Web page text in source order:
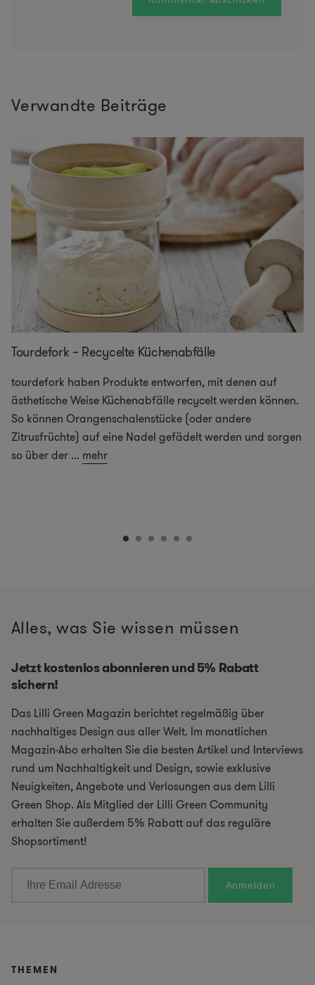
Verwandte Beiträge
Tourdefork – Recycelte Küchenabfälle
tourdefork haben Produkte entworfen, mit denen auf
ästhetische Weise Küchenabfälle recycelt werden können.
So können Orangenschalenstücke (oder andere
Zitrusfrüchte) auf eine Nadel gefädelt werden und sorgen
so über der ... mehr
Alles, was Sie wissen müssen
Jetzt kostenlos abonnieren und 5% Rabatt
sichern!
Das Lilli Green Magazin berichtet regelmäßig über
nachhaltiges Design aus aller Welt. Im monatlichen
Magazin-Abo erhalten Sie die besten Artikel und Interviews
rund um Nachhaltigkeit und Design, sowie exklusive
Neuigkeiten, Angebote und Verlosungen aus dem Lilli
Green Shop. Als Mitglied der Lilli Green Community
erhalten Sie außerdem 5% Rabatt auf das reguläre
Shopsortiment!
THEMEN